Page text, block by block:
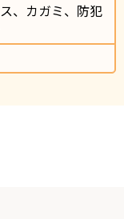
、カガミ、防犯